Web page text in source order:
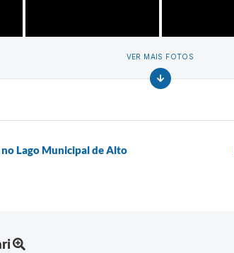
VER MAIS FOTOS
Lago Municipal de Alto